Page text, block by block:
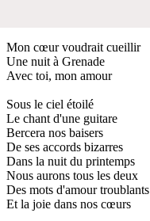
Mon cœur voudrait cueillir
Une nuit à Grenade
Avec toi, mon amour
Sous le ciel étoilé
Le chant d'une guitare
Bercera nos baisers
De ses accords bizarres
Dans la nuit du printemps
Nous aurons tous les deux
Des mots d'amour troublants
Et la joie dans nos cœurs